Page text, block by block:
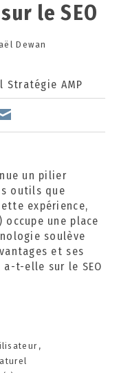
le SEO
Dewan
un pilier
outils que
expérience,
occupe une place
soulève
et ses
t-elle sur le SEO